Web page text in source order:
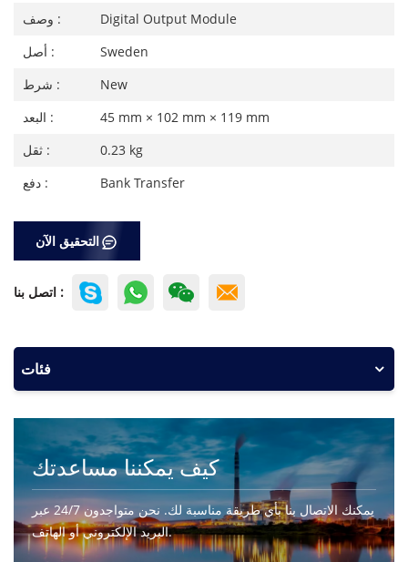
وصف :
Digital Output Module
أصل :
Sweden
شرط :
New
البعد :
45 mm × 102 mm × 119 mm
ثقل :
0.23 kg
دفع :
Bank Transfer
التحقيق الآن
اتصل بنا :
فئات
كيف يمكننا مساعدتك
يمكنك الاتصال بنا بأي طريقة مناسبة لك. نحن متواجدون 24/7 عبر
البريد الإلكتروني أو الهاتف.